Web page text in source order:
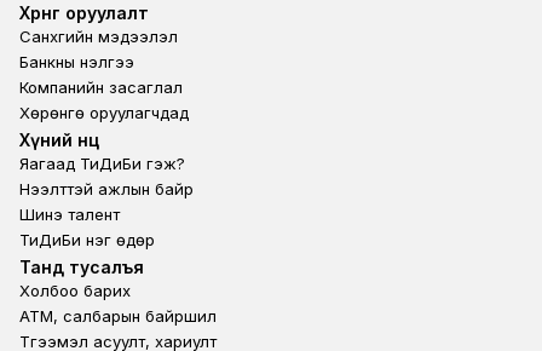
Footer third
Хөрөнгө оруулалт
Санхүүгийн мэдээлэл
Банкны үнэлгээ
Компанийн засаглал
Хөрөнгө оруулагчдад
Footer second
Хүний нөөц
Яагаад ТиДиБи гэж?
Нээлттэй ажлын байр
Шинэ талент
ТиДиБи нэг өдөр
Footer fourth
Танд тусалъя
Холбоо барих
ATM, салбарын байршил
Түгээмэл асуулт, хариулт